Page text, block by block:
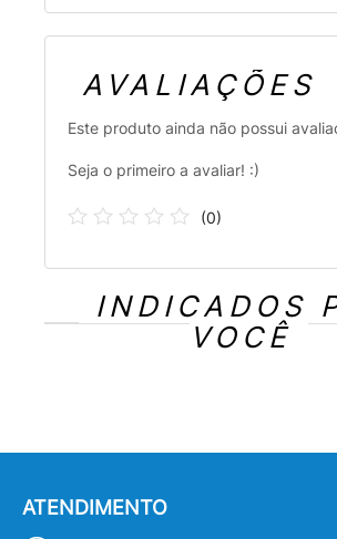
AVALIAÇÕES
Este produto ainda não possui
Seja o primeiro a avaliar! :)
(0)
INDICADOS
VOCÊ
ATENDIMENTO